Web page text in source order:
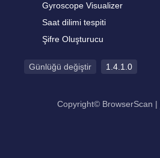
Gyroscope Visualizer
Saat dilimi tespiti
Şifre Oluşturucu
Günlüğü değiştir 1.4.1.0
Copyright© BrowserScan |